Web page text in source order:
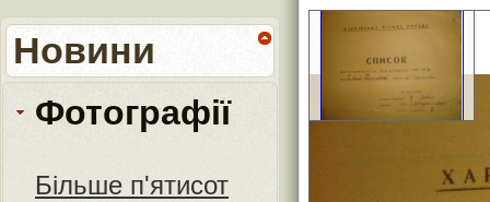
Новини
Фотографії
Більше п'ятисот